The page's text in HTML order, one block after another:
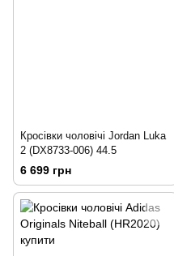
Кросівки чоловічі Jordan Luka
2 (DX8733-006) 44.5
6 699 грн